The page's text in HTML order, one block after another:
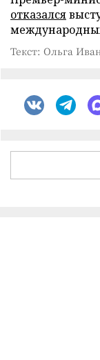
отказался
Текст: Ольга